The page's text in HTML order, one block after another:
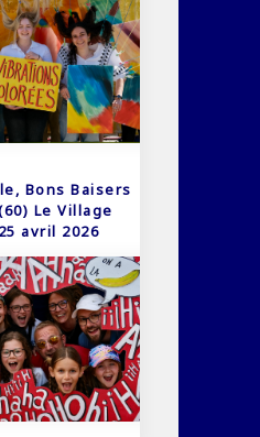
Bons Baisers
(60) Le Village
avril 2026